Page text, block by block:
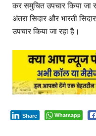
कर समुचित उपचार किया जा
अंतरा सिदार और भारती
उपचार किया जा रहा है।
Whatsapp
Share